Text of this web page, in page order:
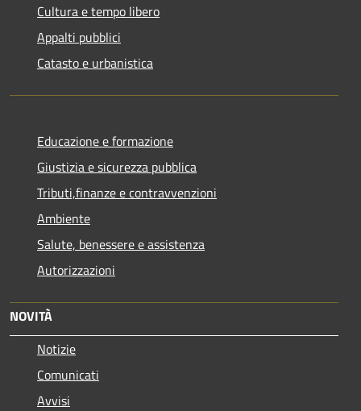
Cultura e tempo libero
Appalti pubblici
Catasto e urbanistica
Educazione e formazione
Giustizia e sicurezza pubblica
Tributi,finanze e contravvenzioni
Ambiente
Salute, benessere e assistenza
Autorizzazioni
NOVITÀ
Notizie
Comunicati
Avvisi